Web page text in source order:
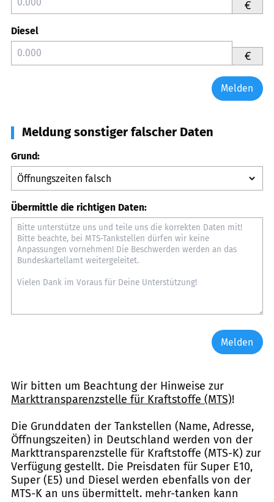
€
Diesel
€
Melden
Meldung sonstiger falscher Daten
Grund:
Übermittle die richtigen Daten:
Melden
Wir bitten um Beachtung der Hinweise zur
Markttransparenzstelle für Kraftstoffe (MTS)!
Die Grunddaten der Tankstellen (Name, Adresse,
Öffnungszeiten) in Deutschland werden von der
Markttransparenzstelle für Kraftstoffe (MTS-K) zur
Verfügung gestellt. Die Preisdaten für Super E10,
Super (E5) und Diesel werden ebenfalls von der
MTS-K an uns übermittelt. mehr-tanken kann